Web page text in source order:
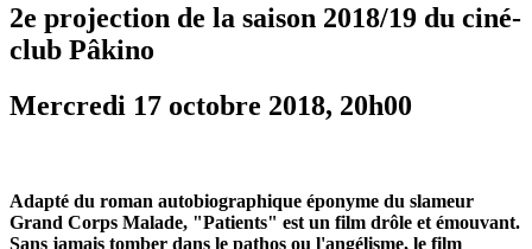
2e projection de la saison 2018/19 du ciné-
club Pâkino
Mercredi 17 octobre 2018, 20h00
Adapté du roman autobiographique éponyme du slameur
Grand Corps Malade, "Patients" est un film drôle et émouvant.
Sans jamais tomber dans le pathos ou l'angélisme, le film